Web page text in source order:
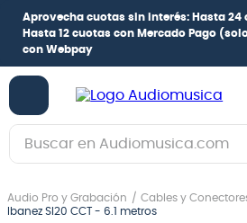
Aprovecha cuotas sin interés: Hasta 24
Hasta 12 cuotas con Mercado Pago
con Webpay
Buscar en Audiomusica.com
Audio Pro y Grabación Cables y
Ibanez SI20 CCT - 6.1 metros
1.
guitarra electrica